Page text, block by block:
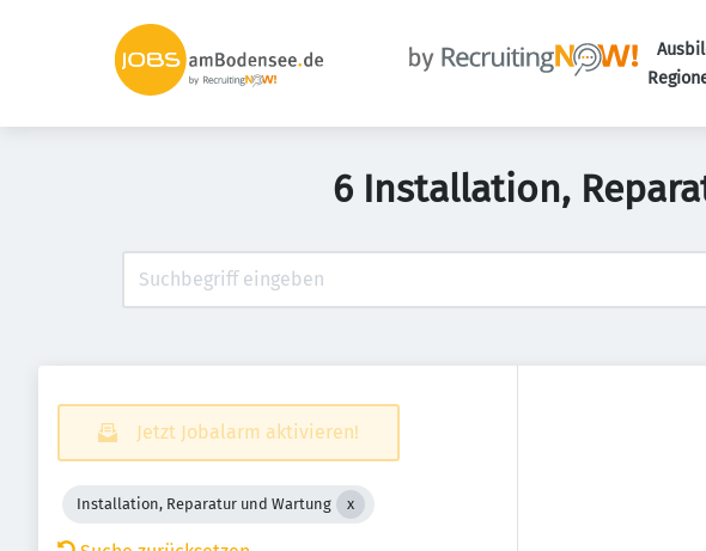
6 Installation,
Jetzt Jobalarm aktivieren!
Installation, Reparatur und Wartung